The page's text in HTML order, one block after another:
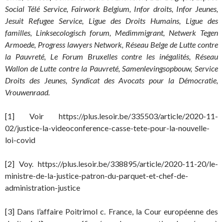
Social Télé Service, Fairwork Belgium, Infor droits, Infor Jeunes,
Jesuit Refugee Service, Ligue des Droits Humains, Ligue des
familles, Linksecologisch forum, Medimmigrant, Netwerk Tegen
Armoede, Progress lawyers Network, Réseau Belge de Lutte contre
la Pauvreté, Le Forum Bruxelles contre les inégalités, Réseau
Wallon de Lutte contre la Pauvreté, Samenlevingsopbouw, Service
Droits des Jeunes, Syndicat des Avocats pour la Démocratie,
Vrouwenraad.
[1] Voir https://plus.lesoir.be/335503/article/2020-11-
02/justice-la-videoconference-casse-tete-pour-la-nouvelle-
loi-covid
[2] Voy. https://plus.lesoir.be/338895/article/2020-11-20/le-
ministre-de-la-justice-patron-du-parquet-et-chef-de-
administration-justice
[3] Dans l’affaire Poitrimol c. France, la Cour européenne des